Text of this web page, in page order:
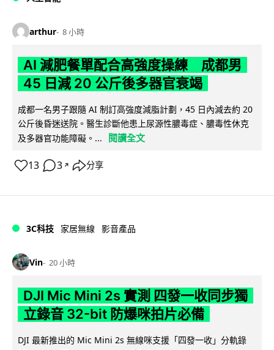
arthur 8 小時
AI 減肥餐單配合高強度操練 成都男
45 日減 20 公斤後多器官衰竭
成都一名男子跟隨 AI 制訂高強度減脂計劃，45 日內減去約 20
公斤後昏迷送院。醫生診斷他患上尿源性膿毒症、膿毒性休克
及多器官功能障礙。...
閱讀全文
13 3 ↗ 分享
3C科技 家居無線 影音產品
Vin 20 小時
DJI Mic Mini 2s 實測 四發一收同步獨
立錄音 32-bit 防爆咪拍片必備
DJI 最新推出的 Mic Mini 2s 無線咪支援「四發一收」分軌錄